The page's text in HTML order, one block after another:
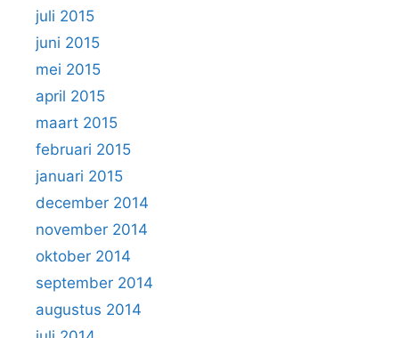
juli 2015
juni 2015
mei 2015
april 2015
maart 2015
februari 2015
januari 2015
december 2014
november 2014
oktober 2014
september 2014
augustus 2014